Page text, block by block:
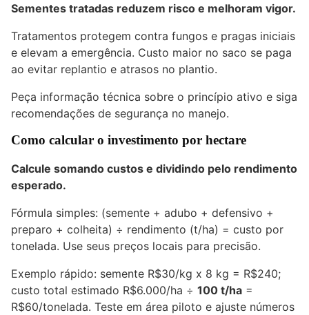
Sementes tratadas reduzem risco e melhoram vigor.
Tratamentos protegem contra fungos e pragas iniciais
e elevam a emergência. Custo maior no saco se paga
ao evitar replantio e atrasos no plantio.
Peça informação técnica sobre o princípio ativo e siga
recomendações de segurança no manejo.
Como calcular o investimento por hectare
Calcule somando custos e dividindo pelo rendimento
esperado.
Fórmula simples: (semente + adubo + defensivo +
preparo + colheita) ÷ rendimento (t/ha) = custo por
tonelada. Use seus preços locais para precisão.
Exemplo rápido: semente R$30/kg x 8 kg = R$240;
custo total estimado R$6.000/ha ÷ 100 t/ha =
R$60/tonelada. Teste em área piloto e ajuste números